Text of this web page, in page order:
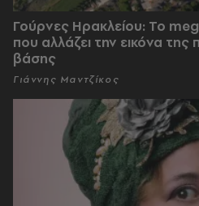
Γούρνες Ηρακλείου: To
που αλλάζει την εικόνα της
βάσης
Γιάννης Μαντζίκος